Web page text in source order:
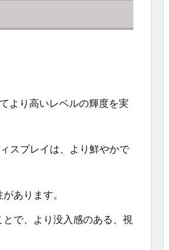
より高いレベルの輝度を実
スプレイは、より鮮やかで
あります。
とで、より没入感のある、視